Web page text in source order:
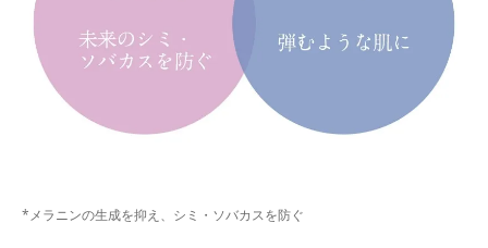
*メラニンの生成を抑え、シミ・ソバカスを防ぐ